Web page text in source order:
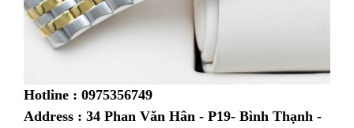
Hotline : 0975356749
Address : 34 Phan Văn Hân - P19- Bình Thạnh -